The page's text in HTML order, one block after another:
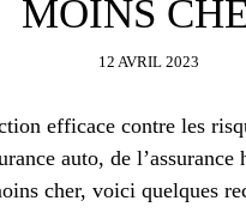
MOINS
12 AVRIL 2023
efficace contre les
auto, de
cher, voici quelques